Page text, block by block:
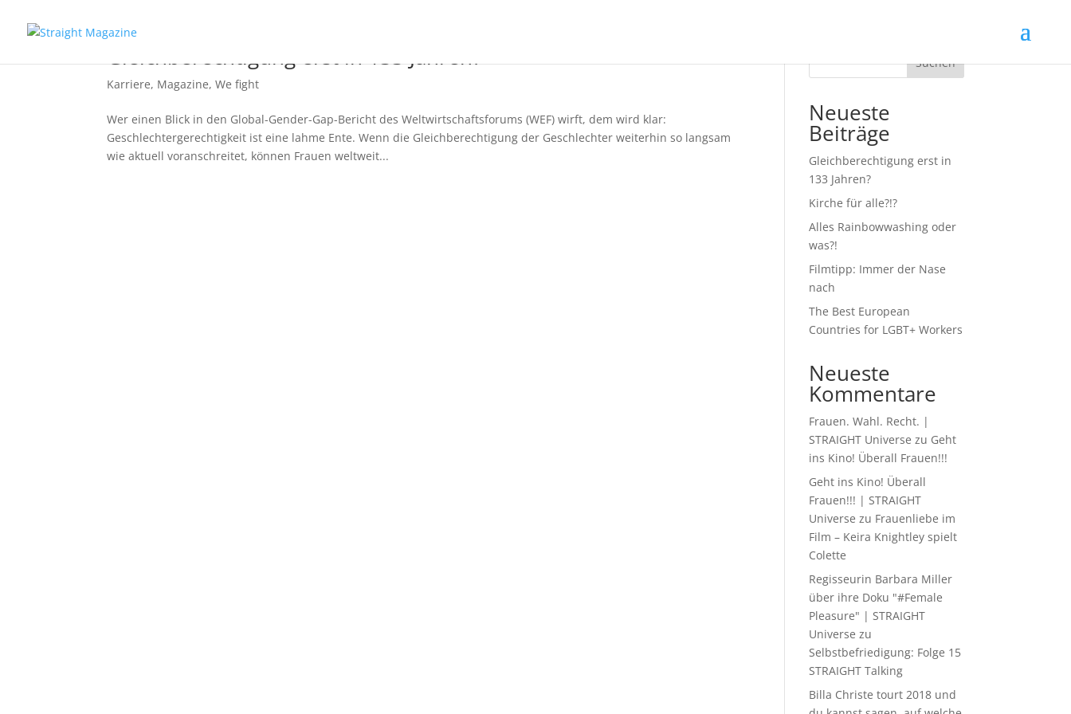
Gleichberechtigung erst in 133 Jahren?
Karriere, Magazine,We fight
Wer einen Blick in den Global-Gender-Gap-Bericht des Weltwirtschaftsforums (WEF) wirft, dem wird klar:
Geschlechtergerechtigkeit ist eine lahme Ente. Wenn die Gleichberechtigung der Geschlechter weiterhin so langsam
wie aktuell voranschreitet, können Frauen weltweit...
Suchen
Neueste
Beiträge
Gleichberechtigung erst in
133 Jahren?
Kirche für alle?!?
Alles Rainbowwashing oder
was?!
Filmtipp: Immer der Nase
nach
The Best European
Countries for LGBT+ Workers
Neueste
Kommentare
Frauen. Wahl. Recht. |
STRAIGHT Universe zu Geht
ins Kino! Überall Frauen!!!
Geht ins Kino! Überall
Frauen!!! | STRAIGHT
Universe zu Frauenliebe im
Film – Keira Knightley spielt
Colette
Regisseurin Barbara Miller
über ihre Doku "#Female
Pleasure" | STRAIGHT
Universe zu
Selbstbefriedigung: Folge 15
STRAIGHT Talking
Billa Christe tourt 2018 und